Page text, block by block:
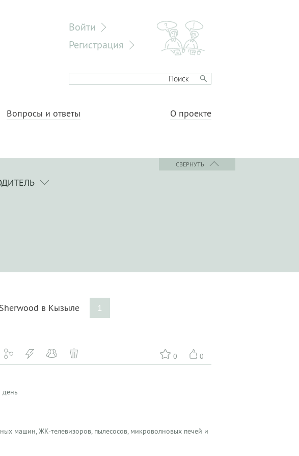
Войти
Регистрация
Вопросы и ответы О проекте
СВЕРНУТЬ
в Кызыле 1
0 0
день
машин, ЖК-телевизоров, пылесосов, микроволновых печей и